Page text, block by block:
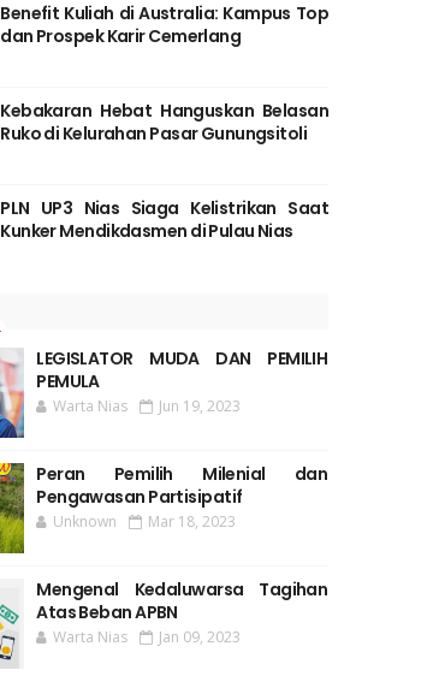
Benefit Kuliah di Australia: Kampus Top
dan Prospek Karir Cemerlang
Kebakaran Hebat Hanguskan Belasan
Ruko di Kelurahan Pasar Gunungsitoli
PLN UP3 Nias Siaga Kelistrikan Saat
Kunker Mendikdasmen di Pulau Nias
LEGISLATOR MUDA DAN PEMILIH
PEMULA
Warta Nias Jun 19, 2023
Peran Pemilih Milenial dan
Pengawasan Partisipatif
Unknown Mar 18, 2023
Mengenal Kedaluwarsa Tagihan
Atas Beban APBN
Warta Nias Jan 09, 2023